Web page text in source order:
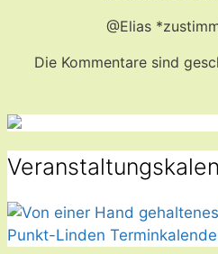
@Elias
Die Kommentare sind